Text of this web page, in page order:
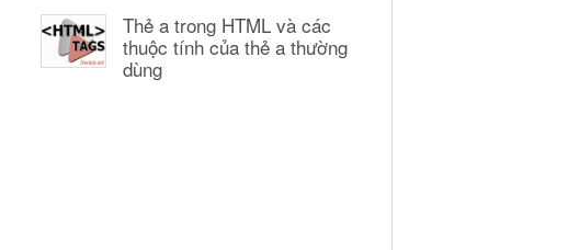
Thẻ a trong HTML và các
thuộc tính của thẻ a thường
dùng